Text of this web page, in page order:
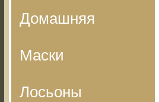
Домашняя
Маски
Лосьоны